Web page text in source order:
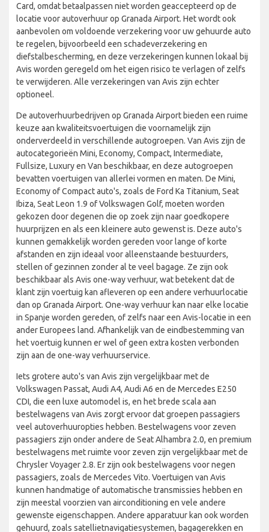
Card, omdat betaalpassen niet worden geaccepteerd op de
locatie voor autoverhuur op Granada Airport. Het wordt ook
aanbevolen om voldoende verzekering voor uw gehuurde auto
te regelen, bijvoorbeeld een schadeverzekering en
diefstalbescherming, en deze verzekeringen kunnen lokaal bij
Avis worden geregeld om het eigen risico te verlagen of zelfs
te verwijderen. Alle verzekeringen van Avis zijn echter
optioneel.
De autoverhuurbedrijven op Granada Airport bieden een ruime
keuze aan kwaliteitsvoertuigen die voornamelijk zijn
onderverdeeld in verschillende autogroepen. Van Avis zijn de
autocategorieën Mini, Economy, Compact, Intermediate,
Fullsize, Luxury en Van beschikbaar, en deze autogroepen
bevatten voertuigen van allerlei vormen en maten. De Mini,
Economy of Compact auto's, zoals de Ford Ka Titanium, Seat
Ibiza, Seat Leon 1.9 of Volkswagen Golf, moeten worden
gekozen door degenen die op zoek zijn naar goedkopere
huurprijzen en als een kleinere auto gewenst is. Deze auto's
kunnen gemakkelijk worden gereden voor lange of korte
afstanden en zijn ideaal voor alleenstaande bestuurders,
stellen of gezinnen zonder al te veel bagage. Ze zijn ook
beschikbaar als Avis one-way verhuur, wat betekent dat de
klant zijn voertuig kan afleveren op een andere verhuurlocatie
dan op Granada Airport. One-way verhuur kan naar elke locatie
in Spanje worden gereden, of zelfs naar een Avis-locatie in een
ander Europees land. Afhankelijk van de eindbestemming van
het voertuig kunnen er wel of geen extra kosten verbonden
zijn aan de one-way verhuurservice.
Iets grotere auto's van Avis zijn vergelijkbaar met de
Volkswagen Passat, Audi A4, Audi A6 en de Mercedes E250
CDI, die een luxe automodel is, en het brede scala aan
bestelwagens van Avis zorgt ervoor dat groepen passagiers
veel autoverhuuropties hebben. Bestelwagens voor zeven
passagiers zijn onder andere de Seat Alhambra 2.0, en premium
bestelwagens met ruimte voor zeven zijn vergelijkbaar met de
Chrysler Voyager 2.8. Er zijn ook bestelwagens voor negen
passagiers, zoals de Mercedes Vito. Voertuigen van Avis
kunnen handmatige of automatische transmissies hebben en
zijn meestal voorzien van airconditioning en vele andere
gewenste eigenschappen. Andere apparatuur kan ook worden
gehuurd, zoals satellietnavigatiesystemen, bagagerekken en